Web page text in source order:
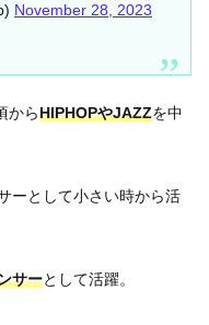
November 28, 2023
からHIPHOPやJAZZを中
ーとして小さい時から活
サーとして活躍。